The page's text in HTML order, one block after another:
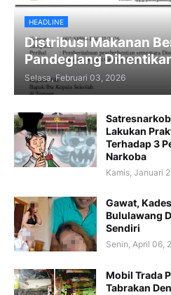
HEADLINE
Distribusi Makanan
Pandeglang
Selasa, Februari 03, 2026
Lakukan
Terhadap 3
Narkoba
Kamis, Januari
Gawat,
Bululawang
Sendiri
Senin, April 06,
Mobil Trada
Tabrakan